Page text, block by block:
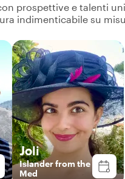
prospettive e talenti
indimenticabile su
Joli
Islander from the
Med